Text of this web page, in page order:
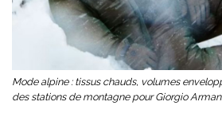
Mode alpine : tissus chauds, volumes
des stations de montagne pour Giorgio